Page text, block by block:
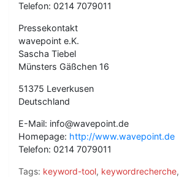
Telefon: 0214 7079011
Pressekontakt
wavepoint e.K.
Sascha Tiebel
Münsters Gäßchen 16
51375 Leverkusen
Deutschland
E-Mail: info@wavepoint.de
Homepage: http://www.wavepoint.de
Telefon: 0214 7079011
Tags: keyword-tool, keywordrecherche,